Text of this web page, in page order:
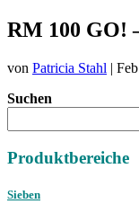
RM 100 GO!
von Patricia Stahl |
Suchen
Produktbereiche
Sieben